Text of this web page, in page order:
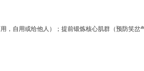
自用或给他人）；提前锻炼核心肌群（预防笑岔